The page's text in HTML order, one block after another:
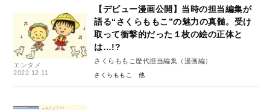
エンタメ
2022.12.11
【デビュー漫画公開】当時の担当編集が
語る“さくらももこ”の魅力の真髄。受け
取って衝撃的だった１枚の絵の正体と
は…!?
さくらももこ歴代担当編集（漫画編）
さくらももこ